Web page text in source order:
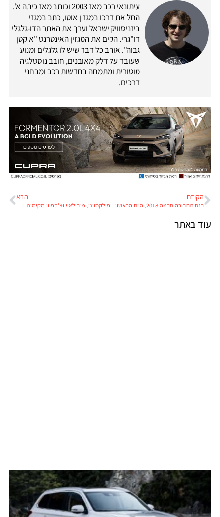
עיתונאי רכב מאז 2003 וכותב מאז כיתה א'.
החל את דרכו במגזין אוטו, כתב במגזין
ביזניסוויק ישראל וערך את האתר הדו-גלגלי
דו"גרי. הקים את המגזין האינטרנט "אוקטן
גבוה". אוהב כל דבר שיש לו גלגלים ומנוע
שעובד על דלק מאובנים, חובב נוסטלגיה
מוטורית ומתמחה בחדשות רכב ומבחני
דרכים.
הקודם
כנס תחבורה חכמה 2018, היום הראשון
הבא
פולקסווגן, מובילאיי וצ'מפיון מקימות מיזם ישראל לרכב אוטונומי חשמלי
עוד באתר